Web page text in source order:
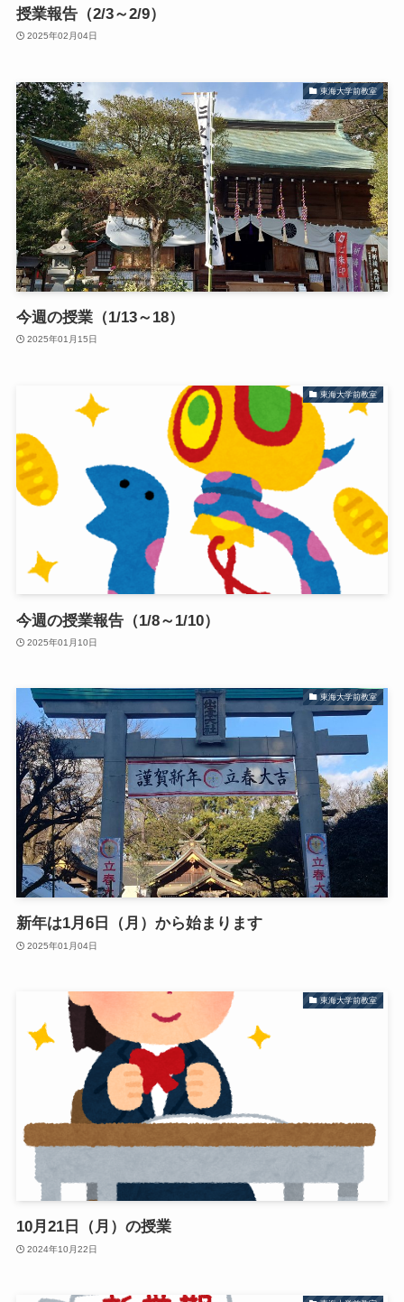
授業報告（2/3～2/9）
2025年02月04日
東海大学前教室
今週の授業（1/13～18）
2025年01月15日
東海大学前教室
今週の授業報告（1/8～1/10）
2025年01月10日
東海大学前教室
新年は1月6日（月）から始まります
2025年01月04日
東海大学前教室
10月21日（月）の授業
2024年10月22日